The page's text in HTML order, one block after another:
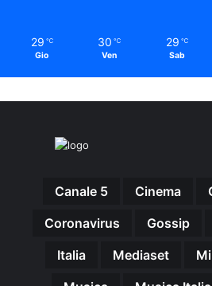
29 ℃
Gio
30 ℃
Ven
29 ℃
Sab
Canale 5 Cinema
Coronavirus
Gossip
Italia
Mediaset